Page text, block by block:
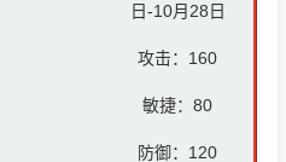
日-10月28日
攻击： 160
敏捷：80
防御：120